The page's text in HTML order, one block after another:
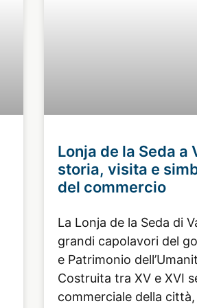
Lonja de la Seda a
storia, visita e
del commercio
La Lonja de la Seda di
grandi capolavori del
e Patrimonio
Costruita tra XV e XVI
commerciale della